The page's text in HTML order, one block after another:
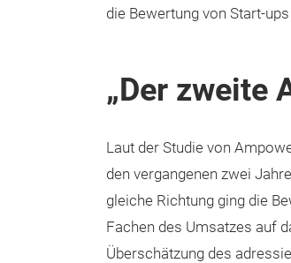
die Bewertung von Start-
„Der zweite
Laut der Studie von
den vergangenen zwei
gleiche Richtung ging die
Fachen des Umsatzes auf
Überschätzung des